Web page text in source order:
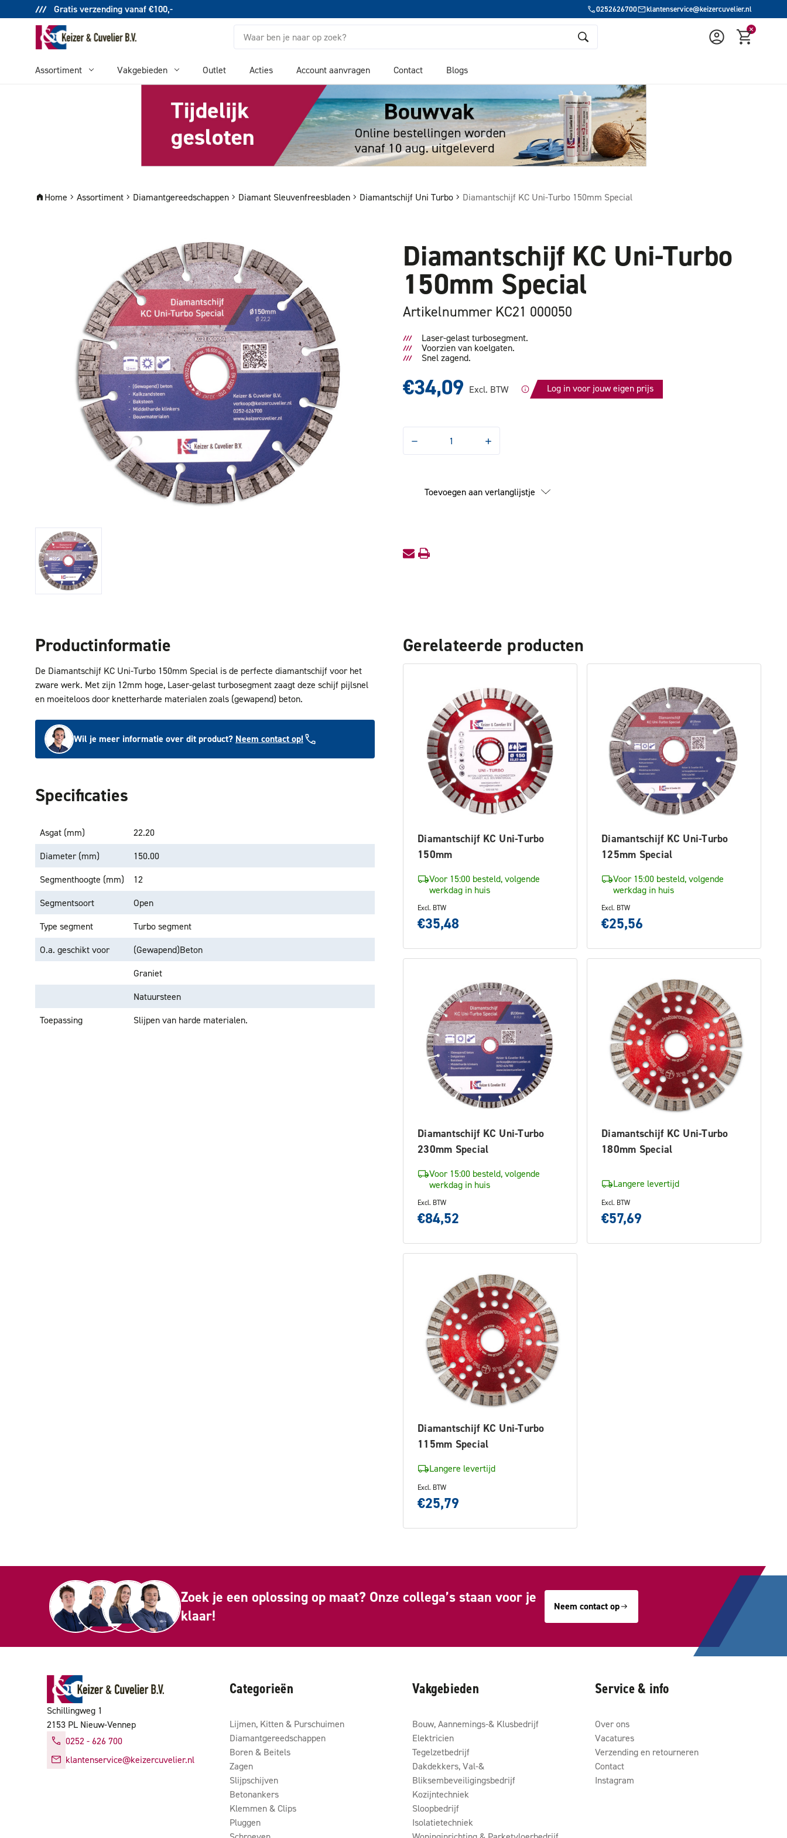
Gratis verzending vanaf €100,- 0252626700 klantenservice@keizercuvelier.nl
Zoeken
Assortiment Vakgebieden Outlet Acties Account aanvragen Contact Blogs
Home Assortiment Diamantgereedschappen Diamant Sleuvenfreesbladen Diamantschijf Uni Turbo Diamantschijf KC Uni-Turbo 150mm Special
Diamantschijf KC Uni-Turbo
150mm Special
Artikelnummer KC21 000050
Laser-gelast turbosegment.
Voorzien van koelgaten.
Snel zagend.
€34,09 Excl. BTW Log in voor jouw eigen prijs
Hoeveelheid
Uni-
Turbo
Hoeveelheid
Uni-
Turbo
Toevoegen aan verlanglijstje
Productinformatie
De Diamantschijf KC Uni-Turbo 150mm Special is de perfecte diamantschijf voor het
zware werk. Met zijn 12mm hoge, Laser-gelast turbosegment zaagt deze schijf pijlsnel
en moeiteloos door knetterharde materialen zoals (gewapend) beton.
Wil je meer informatie over dit product? Neem contact op!
Specificaties
Asgat (mm)
22.20
Diameter (mm)
150.00
Segmenthoogte (mm)
12
Segmentsoort
Open
Type segment
Turbo segment
O.a. geschikt voor
(Gewapend)Beton
Graniet
Natuursteen
Toepassing
Slijpen van harde materialen.
Gerelateerde producten
Diamantschijf KC Uni-Turbo
150mm
Voor 15:00 besteld, volgende
werkdag in huis
Excl. BTW
€35,48
Diamantschijf KC Uni-Turbo
125mm Special
Voor 15:00 besteld, volgende
werkdag in huis
Excl. BTW
€25,56
Diamantschijf KC Uni-Turbo
230mm Special
Voor 15:00 besteld, volgende
werkdag in huis
Excl. BTW
€84,52
Diamantschijf KC Uni-Turbo
180mm Special
Langere levertijd
Excl. BTW
€57,69
Diamantschijf KC Uni-Turbo
115mm Special
Langere levertijd
Excl. BTW
€25,79
Zoek je een oplossing op maat? Onze collega’s staan voor je
klaar!
Neem contact op
Schillingweg 1
2153 PL Nieuw-Vennep
0252 - 626 700
klantenservice@keizercuvelier.nl
Categorieën
Lijmen, Kitten & Purschuimen
Diamantgereedschappen
Boren & Beitels
Zagen
Slijpschijven
Betonankers
Klemmen & Clips
Pluggen
Vakgebieden
Bouw, Aannemings-& Klusbedrijf
Elektricien
Tegelzetbedrijf
Dakdekkers, Val-&
Bliksembeveiligingsbedrijf
Kozijntechniek
Sloopbedrijf
Isolatietechniek
Service & info
Over ons
Vacatures
Verzending en retourneren
Contact
Instagram